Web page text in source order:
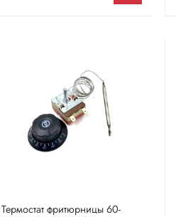
Термостат фритюрницы 60-